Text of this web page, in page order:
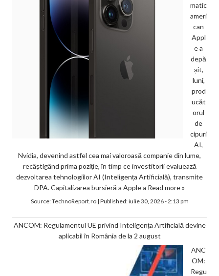
matic
ameri
can
Appl
e a
depă
șit,
luni,
prod
ucăt
orul
de
cipuri
AI,
Nvidia, devenind astfel cea mai valoroasă companie din lume,
recâștigând prima poziție, în timp ce investitorii evaluează
dezvoltarea tehnologiilor AI (Inteligența Artificială), transmite
DPA. Capitalizarea bursieră a Apple a Read more »
Source:TechnoReport.ro| Published:iulie 30, 2026 - 2:13 pm
ANCOM: Regulamentul UE privind Inteligența Artificială devine
aplicabil în România de la 2 august
ANC
OM:
Regu